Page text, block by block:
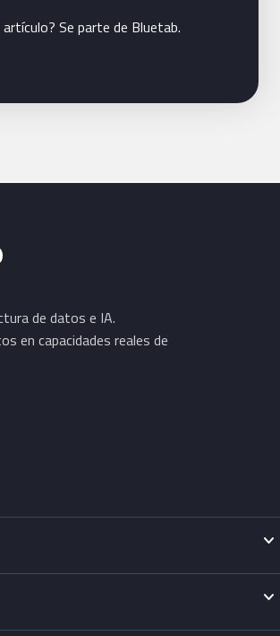
Se parte de Bluetab.
de datos e IA.
en capacidades reales de
expand_more
expand_more